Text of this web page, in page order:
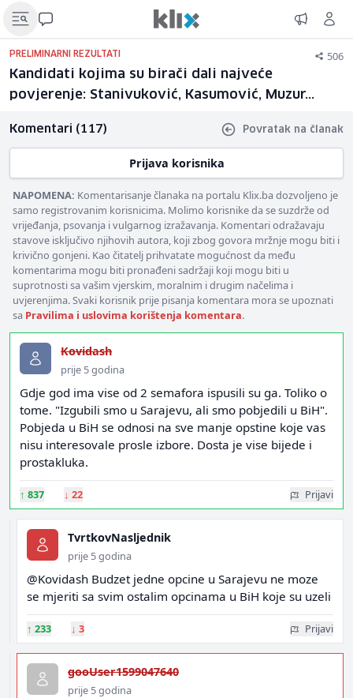
PRELIMINARNI REZULTATI 506
Kandidati kojima su birači dali najveće
povjerenje: Stanivuković, Kasumović, Muzur...
Komentari (117) Povratak na članak
Prijava korisnika
NAPOMENA: Komentarisanje članaka na portalu Klix.ba dozvoljeno je
samo registrovanim korisnicima. Molimo korisnike da se suzdrže od
vrijeđanja, psovanja i vulgarnog izražavanja. Komentari odražavaju
stavove isključivo njihovih autora, koji zbog govora mržnje mogu biti i
krivično gonjeni. Kao čitatelj prihvatate mogućnost da među
komentarima mogu biti pronađeni sadržaji koji mogu biti u
suprotnosti sa vašim vjerskim, moralnim i drugim načelima i
uvjerenjima. Svaki korisnik prije pisanja komentara mora se upoznati
sa Pravilima i uslovima korištenja komentara.
Kovidash
prije 5 godina
Gdje god ima vise od 2 semafora ispusili su ga. Toliko o
tome. "Izgubili smo u Sarajevu, ali smo pobjedili u BiH".
Pobjeda u BiH se odnosi na sve manje opstine koje vas
nisu interesovale prosle izbore. Dosta je vise bijede i
prostakluka.
↑ 837 ↓ 22 Prijavi
TvrtkovNasljednik
prije 5 godina
@Kovidash Budzet jedne opcine u Sarajevu ne moze
se mjeriti sa svim ostalim opcinama u BiH koje su uzeli
↑ 233 ↓ 3 Prijavi
gooUser1599047640
prije 5 godina